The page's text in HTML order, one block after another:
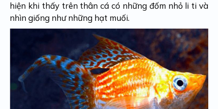
hiện khi thấy trên thân cá có những đốm nhỏ li ti và
nhìn giống như những hạt muối.